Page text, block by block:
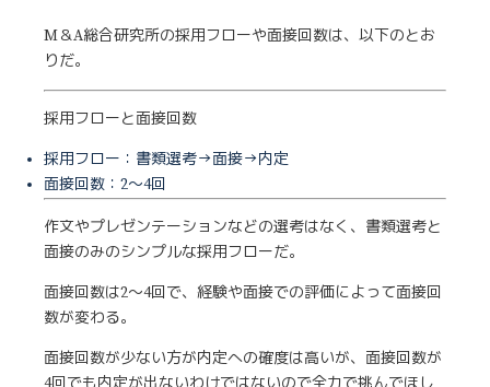
M＆A総合研究所の採用フローや面接回数は、以下のとお
りだ。
採用フローと面接回数
採用フロー：書類選考→面接→内定
面接回数：2～4回
作文やプレゼンテーションなどの選考はなく、書類選考と
面接のみのシンプルな採用フローだ。
面接回数は2〜4回で、経験や面接での評価によって面接回
数が変わる。
面接回数が少ない方が内定への確度は高いが、面接回数が